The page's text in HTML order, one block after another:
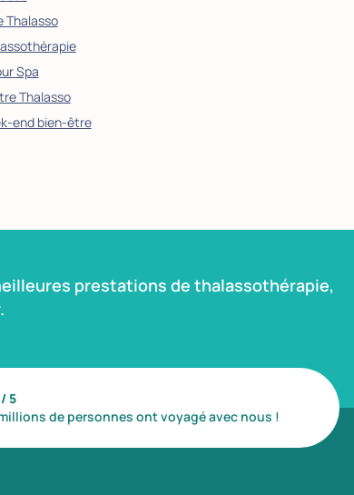
Thalasso
Spa
Thalasso
end bien-être
prestations de thalassothérapie,
5
de personnes ont voyagé avec nous !